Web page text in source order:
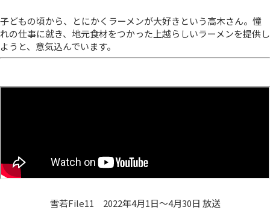
子どもの頃から、とにかくラーメンが大好きという高木さん。憧
れの仕事に就き、地元食材をつかった上越らしいラーメンを提供し
ようと、意気込んでいます。
雪若File11 2022年4月1日～4月30日 放送